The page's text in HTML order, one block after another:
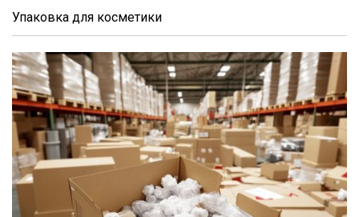
Упаковка для косметики